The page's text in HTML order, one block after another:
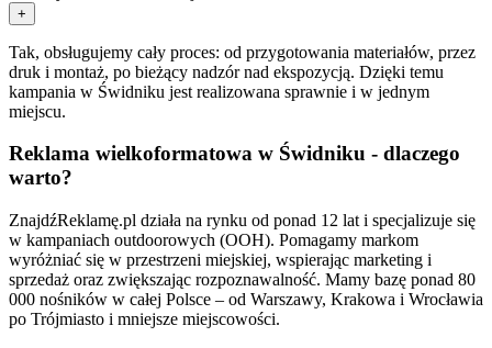
+
Tak, obsługujemy cały proces: od przygotowania materiałów, przez
druk i montaż, po bieżący nadzór nad ekspozycją. Dzięki temu
kampania w Świdniku jest realizowana sprawnie i w jednym
miejscu.
Reklama wielkoformatowa w Świdniku - dlaczego
warto?
ZnajdźReklamę.pl działa na rynku od ponad 12 lat i specjalizuje się
w kampaniach outdoorowych (OOH). Pomagamy markom
wyróżniać się w przestrzeni miejskiej, wspierając marketing i
sprzedaż oraz zwiększając rozpoznawalność. Mamy bazę ponad 80
000 nośników w całej Polsce – od Warszawy, Krakowa i Wrocławia
po Trójmiasto i mniejsze miejscowości.